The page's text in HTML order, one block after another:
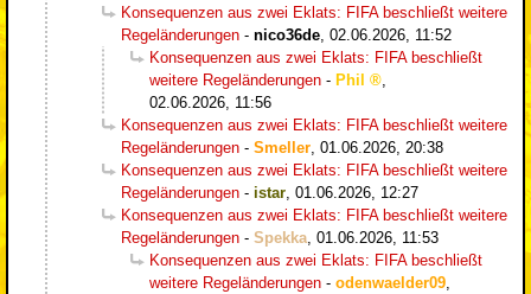
Konsequenzen aus zwei Eklats: FIFA beschließt weitere
Regeländerungen - nico36de 02.06.2026, 11:52
Konsequenzen aus zwei Eklats: FIFA beschließt
weitere Regeländerungen - Phil
02.06.2026, 11:56
Konsequenzen aus zwei Eklats: FIFA beschließt weitere
Regeländerungen - Smeller 01.06.2026, 20:38
Konsequenzen aus zwei Eklats: FIFA beschließt weitere
Regeländerungen - istar 01.06.2026, 12:27
Konsequenzen aus zwei Eklats: FIFA beschließt weitere
Regeländerungen - Spekka 01.06.2026, 11:53
Konsequenzen aus zwei Eklats: FIFA beschließt
weitere Regeländerungen - odenwaelder09